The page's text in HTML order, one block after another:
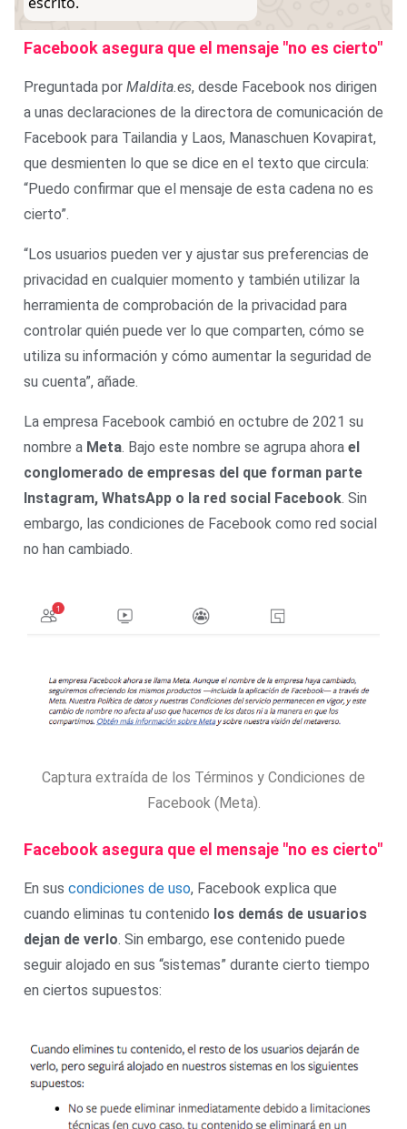
Facebook asegura que el mensaje "no es cierto"
Preguntada por Maldita.es, desde Facebook nos dirigen
a unas declaraciones de la directora de comunicación de
Facebook para Tailandia y Laos, Manaschuen Kovapirat,
que desmienten lo que se dice en el texto que circula:
“Puedo confirmar que el mensaje de esta cadena no es
cierto”.
“Los usuarios pueden ver y ajustar sus preferencias de
privacidad en cualquier momento y también utilizar la
herramienta de comprobación de la privacidad para
controlar quién puede ver lo que comparten, cómo se
utiliza su información y cómo aumentar la seguridad de
su cuenta”, añade.
La empresa Facebook cambió en octubre de 2021 su
nombre a Meta. Bajo este nombre se agrupa ahora el
conglomerado de empresas del que forman parte
Instagram, WhatsApp o la red social Facebook. Sin
embargo, las condiciones de Facebook como red social
no han cambiado.
Captura extraída de los Términos y Condiciones de
Facebook (Meta).
Facebook asegura que el mensaje "no es cierto"
En sus condiciones de uso, Facebook explica que
cuando eliminas tu contenido los demás de usuarios
dejan de verlo. Sin embargo, ese contenido puede
seguir alojado en sus “sistemas” durante cierto tiempo
en ciertos supuestos: